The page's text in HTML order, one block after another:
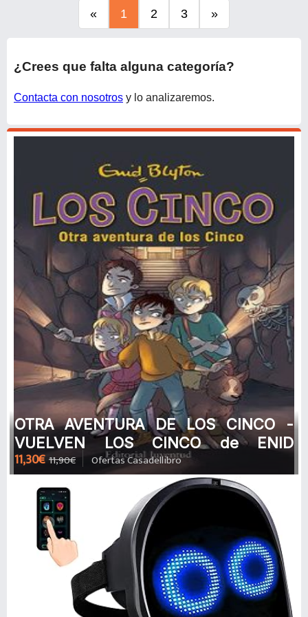
Cuero, Pedales Ajustables, Enchufe
EU, Xbox One/PC/Mac, Negro
« 1 2 3 »
¿Crees que falta alguna categoría?
Contacta con nosotros y lo analizaremos.
OTRA AVENTURA DE LOS CINCO -
VUELVEN LOS CINCO de ENID
BLYTON
11,30€ 11,90€ Ofertas Casadellibro